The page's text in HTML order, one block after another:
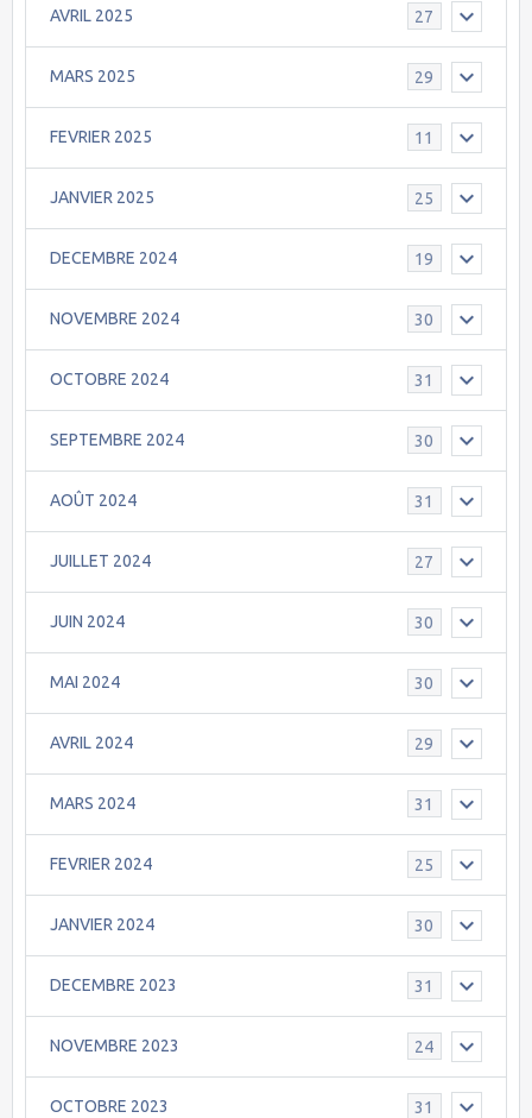
AVRIL 2025 27
MARS 2025 29
FEVRIER 2025 11
JANVIER 2025 25
DECEMBRE 2024 19
NOVEMBRE 2024 30
OCTOBRE 2024 31
SEPTEMBRE 2024 30
AOÛT 2024 31
JUILLET 2024 27
JUIN 2024 30
MAI 2024 30
AVRIL 2024 29
MARS 2024 31
FEVRIER 2024 25
JANVIER 2024 30
DECEMBRE 2023 31
NOVEMBRE 2023 24
OCTOBRE 2023 31